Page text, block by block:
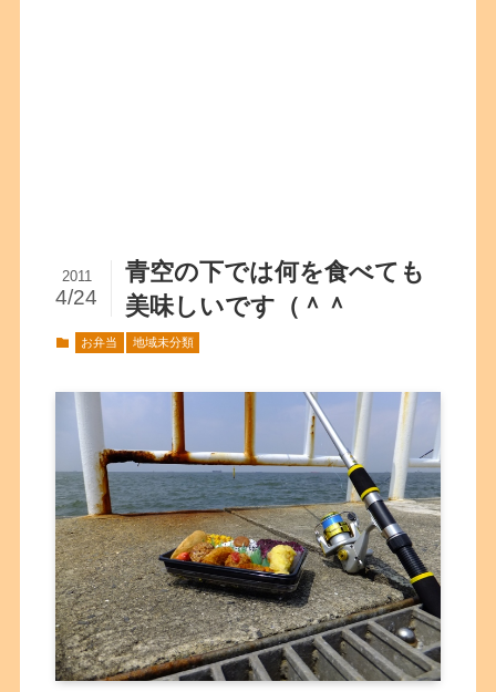
青空の下では何を食べても
美味しいです（＾＾
2011
4/24
お弁当 地域未分類